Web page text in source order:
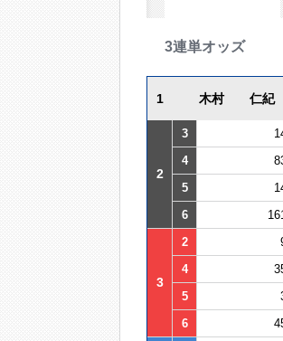
3連単オッズ
1 木村 仁紀
2
3
4
5
6
3
2
4
5
6